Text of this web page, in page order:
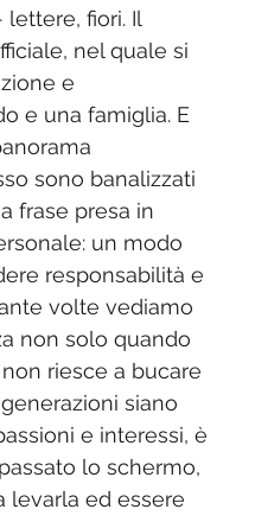
fiori. Il
nel quale si
e
e una famiglia. E
sono banalizzati
frase presa in
un modo
responsabilità e
volte vediamo
non solo quando
riesce a bucare
siano
e interessi, è
lo schermo,
levarla ed essere